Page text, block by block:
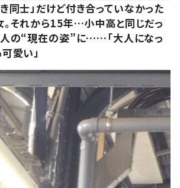
き同士」だけど付き合っていなかった
。それから15年…小中高と同じだっ
の“現在の姿”に……「大人になっ
愛い」